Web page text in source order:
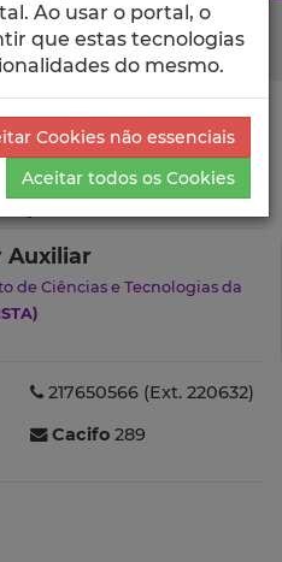
Luís Henrique Ramilo Mota
Ramilo Mota
Auxiliar
de Ciências e Tecnologias da
217650566 (Ext. 220632)
Cacifo 289
Ao usar o portal, o
que estas tecnologias
do mesmo.
Cookies não essenciais
Aceitar todos os Cookies